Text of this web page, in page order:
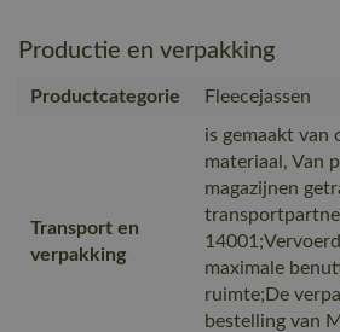
Productie en verpakking
Productcategorie Fleecejassen
Transport en
verpakking
is gemaakt van
materiaal, Van
magazijnen
maximale
ruimte;De
bestelling van